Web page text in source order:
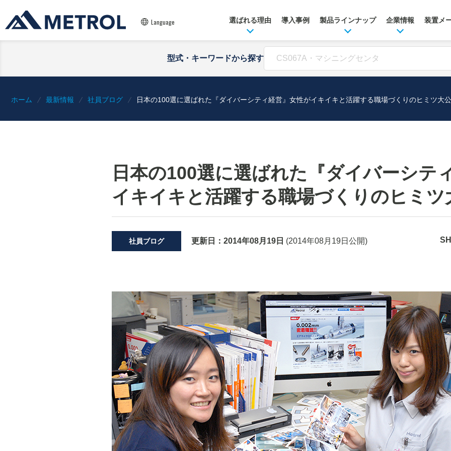
Language 選ばれる理由 導入事例 製品ラインナップ 企業情報 装置メ
型式・キーワードから探す
ホーム 最新情報 社員ブログ 日本の100選に選ばれた『ダイバーシティ経営』女性がイキイキと活躍する職場づくりのヒミツ大
日本の100選に選ばれた『ダイバーシテ
イキイキと活躍する職場づくりのヒミツ
社員ブログ 更新日： 2014年08月19日 (2014年08月19日 公開)